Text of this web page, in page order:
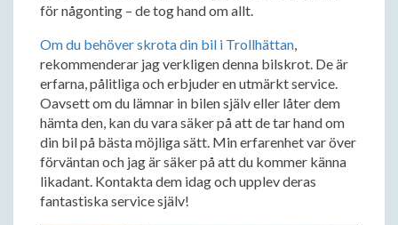
för någonting – de tog hand om allt.
Om du behöver skrota din bil i Trollhättan,
rekommenderar jag verkligen denna bilskrot. De är
erfarna, pålitliga och erbjuder en utmärkt service.
Oavsett om du lämnar in bilen själv eller låter dem
hämta den, kan du vara säker på att de tar hand om
din bil på bästa möjliga sätt. Min erfarenhet var över
förväntan och jag är säker på att du kommer känna
likadant. Kontakta dem idag och upplev deras
fantastiska service själv!